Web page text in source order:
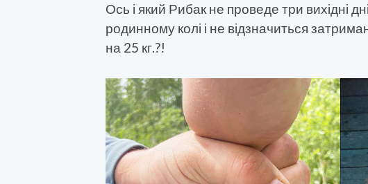
Ось і який Рибак не проведе три вихідні
родинному колі і не відзначиться
на 25 кг.?!